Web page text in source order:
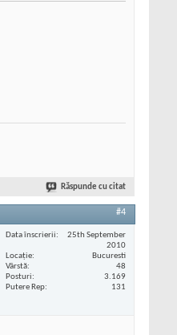
Răspunde cu citat
#4
Data înscrierii
25th September
2010
Locaţie
Bucuresti
Vârstă
48
Posturi
3.169
Putere Rep
131